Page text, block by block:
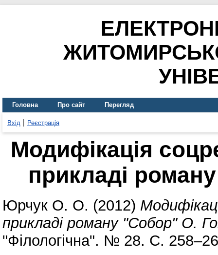
Головна Про сайт Перегляд
Вхід Реєстрація
Модифікація
прикладі
Юрчук О. О. (2012)
прикладі роману "Собор" О.
"Філологічна". № 28. С.